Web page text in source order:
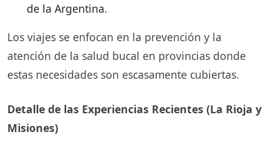
de la Argentina.
Los viajes se enfocan en la prevención y la
atención de la salud bucal en provincias donde
estas necesidades son escasamente cubiertas.
Detalle de las Experiencias Recientes (La Rioja y
Misiones)